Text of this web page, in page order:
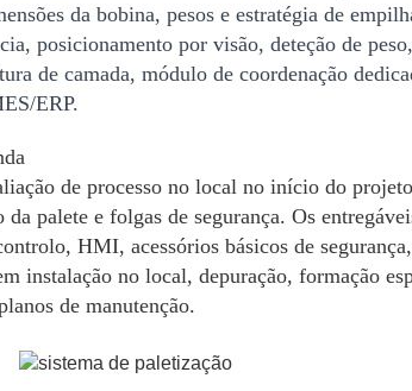
da bobina, pesos e estratégia de
posicionamento por visão, deteção de
de camada, módulo de coordenação
ERP.
de processo no local no início do
palete e folgas de segurança. Os
HMI, acessórios básicos de
instalação no local, depuração, formação
de manutenção.